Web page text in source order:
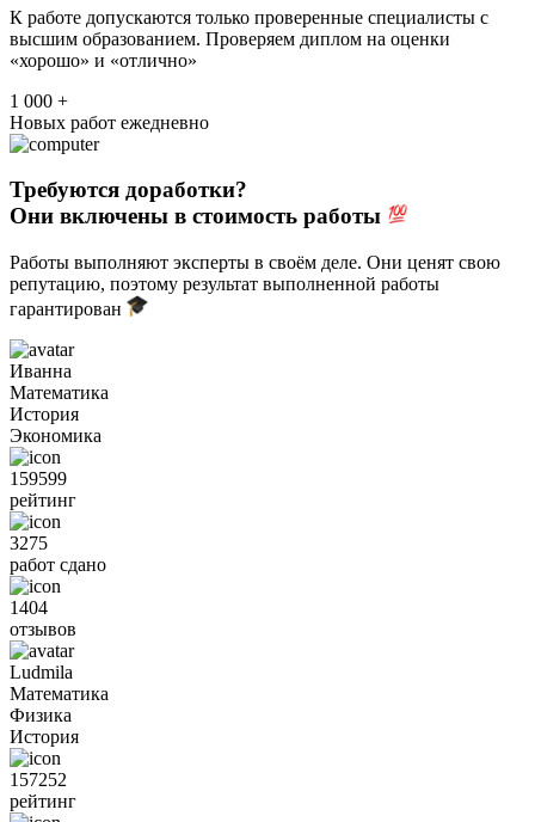
К работе допускаются только проверенные специалисты с
высшим образованием. Проверяем диплом на оценки
«хорошо» и «отлично»
1 000 +
Новых работ ежедневно
Требуются доработки?
Они включены в стоимость работы
Работы выполняют эксперты в своём деле. Они ценят свою
репутацию, поэтому результат выполненной работы
гарантирован
Иванна
Математика
История
Экономика
159599
рейтинг
3275
работ сдано
1404
отзывов
Ludmila
Математика
Физика
История
157252
рейтинг